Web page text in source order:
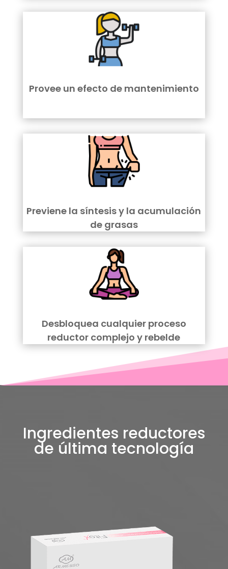
Provee un efecto de mantenimiento
Previene la síntesis y la acumulación
de grasas
Desbloquea cualquier proceso
reductor complejo y rebelde
Ingredientes reductores
de última tecnología